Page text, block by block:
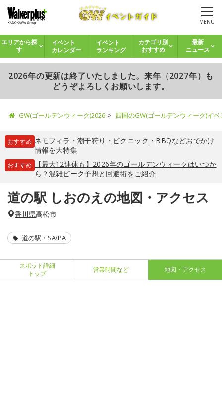
MENU
エリアから探
す
イベント
カレンダー
イベント
ランキング
カテゴリ別
おすすめ
最新
ニュース
2026年の更新は終了いたしました。来年（2027年）も
どうぞよろしくお願いします。
GW(ゴールデンウィーク)2026 四国のGW(ゴールデンウィーク)イ
おすすめ ネモフィラ ・ 潮干狩り ・ ピクニック ・ BBQなどおでかけ
情報を大特集
おすすめ
【最大12連休も】2026年のゴールデンウィークはいつか
ら？混雑ピーク予想と回避術をご紹介
道の駅 しおのえの地図・アクセス
香川県高松市
道の駅・SA/PA
スポット詳細
トップ
営業時間など 地図・アクセス